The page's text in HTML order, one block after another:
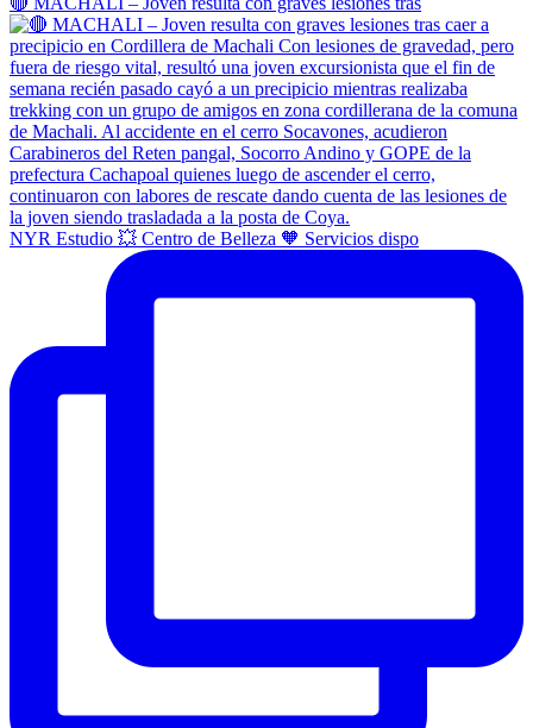
NYR Estudio 💥 Centro de Belleza 🧡 Servicios dispo